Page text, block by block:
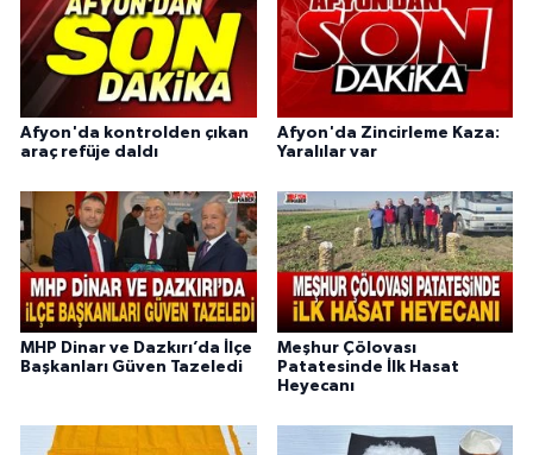
Afyon'da kontrolden çıkan
araç refüje daldı
Afyon'da Zincirleme Kaza:
Yaralılar var
MHP Dinar ve Dazkırı’da İlçe
Başkanları Güven Tazeledi
Meşhur Çölovası
Patatesinde İlk Hasat
Heyecanı